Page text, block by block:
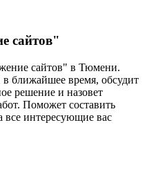
сайтов"
сайтов" в Тюмени.
ближайшее время, обсудит
решение и назовет
Поможет составить
все интересующие вас